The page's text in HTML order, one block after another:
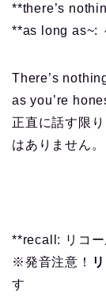
**there’s
**as long as~:
There’s
as you’re
正直に話す限
はありません。
**recall: リコ
※発音注意！
リ
す